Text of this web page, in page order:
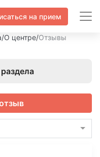
на прием
/О центре/Отзывы